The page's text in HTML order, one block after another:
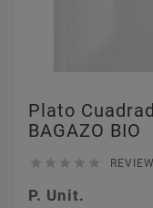
Plato
BAGAZO BIO
    
P. Unit.